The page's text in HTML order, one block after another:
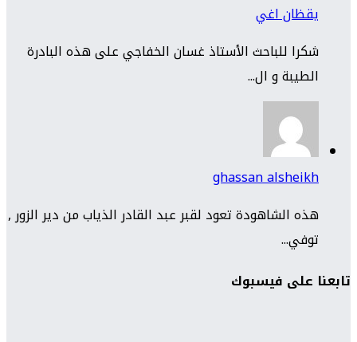
يقظان اغي
شكرا للباحث الأستاذ غسان الخفاجي على هذه البادرة
الطيبة و ال...
ghassan alsheikh
هذه الشاهودة تعود لقبر عبد القادر الذياب من دير الزور ,
توفي...
تابعنا على فيسبوك